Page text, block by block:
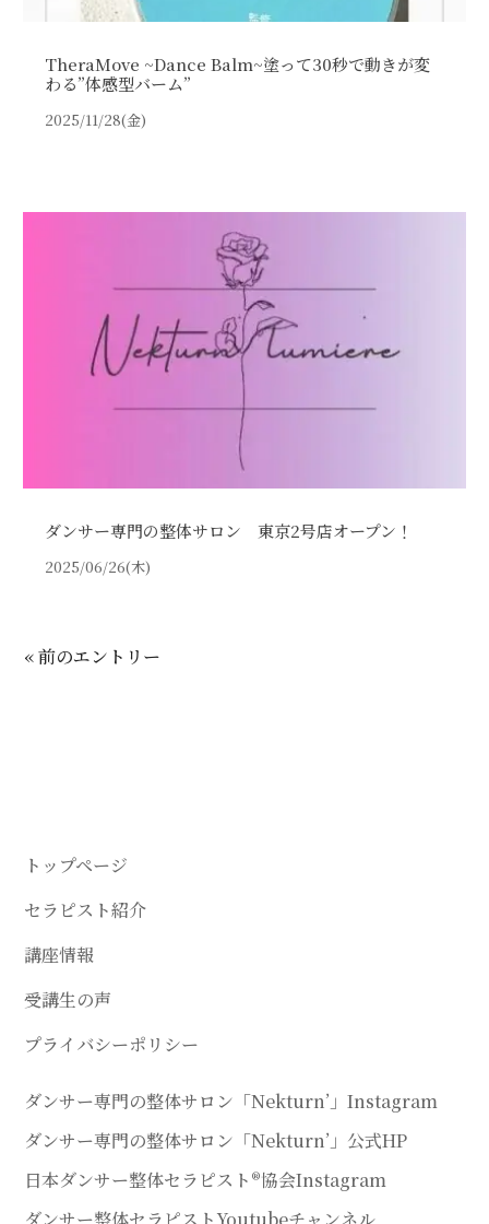
TheraMove ~Dance Balm~塗って30秒で動きが変
わる”体感型バーム”
2025/11/28(金)
ダンサー専門の整体サロン 東京2号店オープン！
2025/06/26(木)
« 前のエントリー
トップページ
セラピスト紹介
講座情報
受講生の声
プライバシーポリシー
ダンサー専門の整体サロン「Nekturn’」Instagram
ダンサー専門の整体サロン「Nekturn’」公式HP
日本ダンサー整体セラピスト®協会Instagram
ダンサー整体セラピストYoutubeチャンネル